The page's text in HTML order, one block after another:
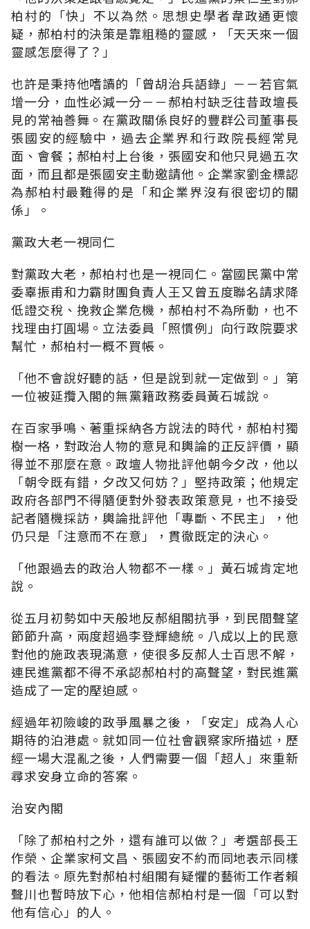
柏村的「快」不以為然。思想史學者韋政通更懷
疑，郝柏村的決策是靠粗糙的靈感，「天天來一個
靈感怎麼得了？」
也許是秉持他嗜讀的「曾胡治兵語錄」－－若官氣
增一分，血性必減一分－－郝柏村缺乏往昔政壇長
見的常袖善舞。在黨政關係良好的豐群公司董事長
張國安的經驗中，過去企業界和行政院長經常見
面、會餐；郝柏村上台後，張國安和他只見過五次
面，而且都是張國安主動邀請他。企業家劉金標認
為郝柏村最難得的是「和企業界沒有很密切的關
係」。
黨政大老一視同仁
對黨政大老，郝柏村也是一視同仁。當國民黨中常
委辜振甫和力霸財團負責人王又曾五度聯名請求降
低證交稅、挽救企業危機，郝柏村不為所動，也不
找理由打圓場。立法委員「照慣例」向行政院要求
幫忙，郝柏村一概不買帳。
「他不會說好聽的話，但是說到就一定做到。」第
一位被延攬入閣的無黨籍政務委員黃石城說。
在百家爭鳴、著重採納各方說法的時代，郝柏村獨
樹一格，對政治人物的意見和輿論的正反評價，顯
得並不那麼在意。政壇人物批評他朝今夕改，他以
「朝令既有錯，夕改又何妨？」堅持政策；他規定
政府各部門不得隨便對外發表政策意見，也不接受
記者隨機採訪，輿論批評他「專斷、不民主」，他
仍只是「注意而不在意」，貫徹既定的決心。
「他跟過去的政治人物都不一樣。」黃石城肯定地
說。
從五月初勢如中天般地反郝組閣抗爭，到民間聲望
節節升高，兩度超過李登輝總統。八成以上的民意
對他的施政表現滿意，使很多反郝人士百思不解，
連民進黨都不得不承認郝柏村的高聲望，對民進黨
造成了一定的壓迫感。
經過年初險峻的政爭風暴之後，「安定」成為人心
期待的泊港處。就如同一位社會觀察家所描述，歷
經一場大混亂之後，人們需要一個「超人」來重新
尋求安身立命的答案。
治安內閣
「除了郝柏村之外，還有誰可以做？」考選部長王
作榮、企業家柯文昌、張國安不約而同地表示同樣
的看法。原先對郝柏村組閣有疑懼的藝術工作者賴
聲川也暫時放下心，他相信郝柏村是一個「可以對
他有信心」的人。